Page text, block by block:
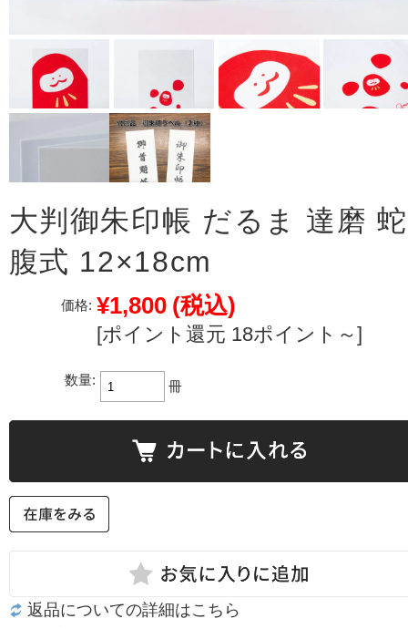
大判御朱印帳 だるま 達磨 蛇
腹式 12×18cm
価格: ¥1,800 (税込)
[ポイント還元 18ポイント～]
数量: 冊
返品についての詳細はこちら